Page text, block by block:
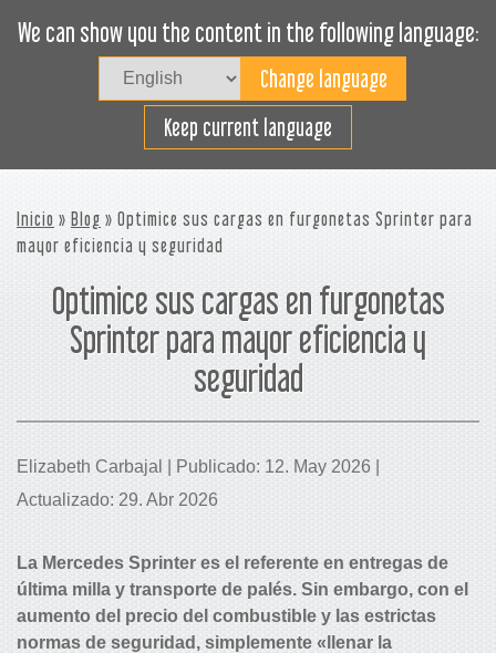
We can show you the content in the following language:
Keep current language
Cargue efectivamente
Inicio » Blog » Optimice sus cargas en furgonetas Sprinter para
mayor eficiencia y seguridad
Optimice sus cargas en furgonetas
Sprinter para mayor eficiencia y
seguridad
Elizabeth Carbajal | Publicado: 12. May 2026 |
Actualizado: 29. Abr 2026
La Mercedes Sprinter es el referente en entregas de
última milla y transporte de palés. Sin embargo, con el
aumento del precio del combustible y las estrictas
normas de seguridad, simplemente «llenar la